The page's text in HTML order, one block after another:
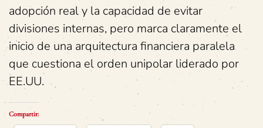
adopción real y la capacidad de evitar
divisiones internas, pero marca claramente el
inicio de una arquitectura financiera paralela
que cuestiona el orden unipolar liderado por
EE.UU.
Compartir: